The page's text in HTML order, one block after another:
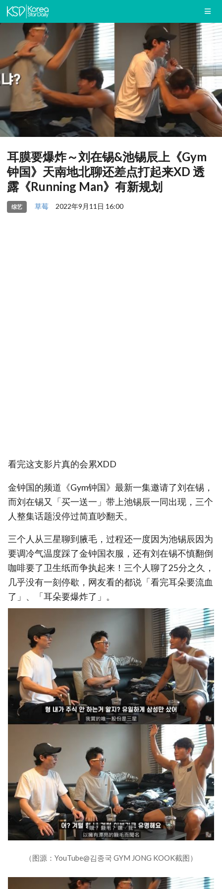
耳膜要爆炸～刘在锡&池锡辰上《Gym
钟国》天南地北聊还差点打起来XD 透
露《Running Man》有新规划
综艺 草莓 2022年9月11日 16:00
看完这支影片真的会累XDD
金钟国的频道《Gym钟国》最新一集邀请了刘在锡，
而刘在锡又「买一送一」带上池锡辰一同出现，三个
人整集话题没停过简直吵翻天。
三个人从三星聊到腋毛，过程还一度因为池锡辰因为
要调冷气温度踩了金钟国衣服，还有刘在锡不慎翻倒
咖啡要了卫生纸而争执起来！三个人聊了25分之久，
几乎没有一刻停歇，网友看的都说「看完耳朵要流血
了」、「耳朵要爆炸了」。
（图源：YouTube@김종국 GYM JONG KOOK截图）